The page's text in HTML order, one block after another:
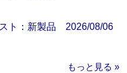
ト：新製品 2026/08/06
もっと見る »